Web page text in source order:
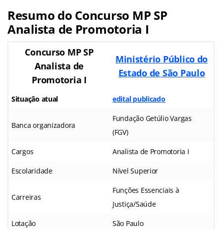
Resumo do Concurso MP SP
Analista de Promotoria I
Concurso MP SP
Analista de
Promotoria I
Ministério Público do
Estado de São Paulo
Situação atual edital publicado
Banca organizadora
Fundação Getúlio Vargas
(FGV)
Cargos Analista de Promotoria I
Escolaridade Nível Superior
Carreiras
Funções Essenciais à
Justiça/Saúde
Lotação São Paulo